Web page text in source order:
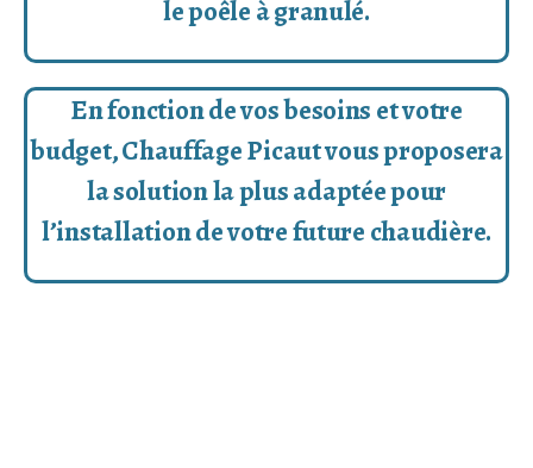
le poêle à granulé.
En fonction de vos besoins et votre
budget, Chauffage Picaut vous proposera
la solution la plus adaptée pour
l’installation de votre future chaudière.